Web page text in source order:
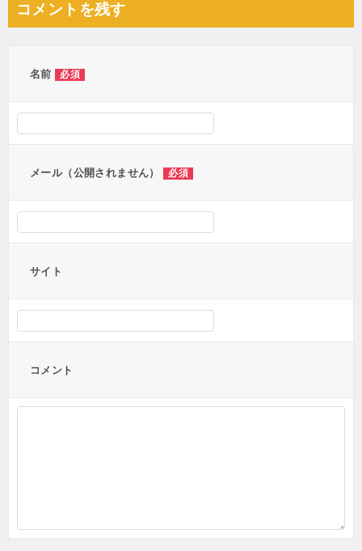
ビ
コメントを残す
名前 必須
メール（公開されません） 必須
サイト
コメント